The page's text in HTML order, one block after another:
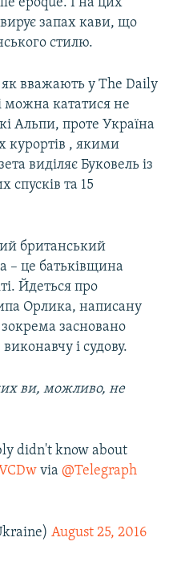
epoque. І на цих
запах кави, що
стилю.
вважають у The Daily
можна кататися не
Альпи, проте Україна
курортів , якими
виділяє Буковель із
та 15
британський
– це батьківщина
Йдеться про
Орлика, написану
засновано
і судову.
ви, можливо, не
didn't know about
via @Telegraph
August 25, 2016